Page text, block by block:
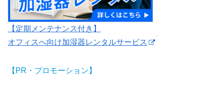
【定期メンテナンス付き】
オフィスへ向け加湿器レンタルサービス
【PR・プロモーション】